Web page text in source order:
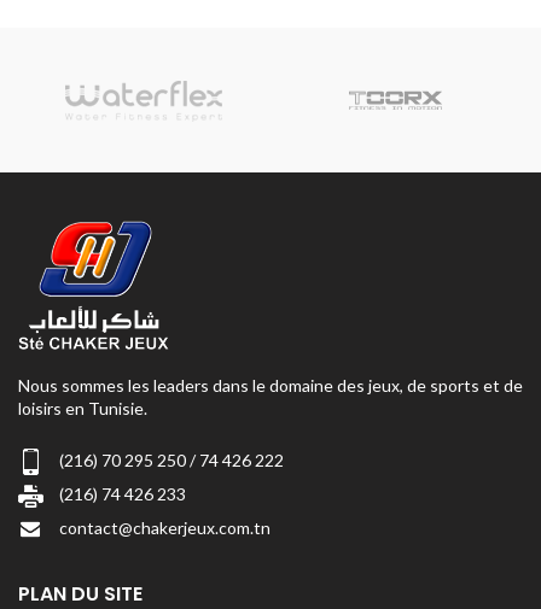
Nous sommes les leaders dans le domaine des jeux, de sports et de
loisirs en Tunisie.
(216) 70 295 250 / 74 426 222
(216) 74 426 233
contact@chakerjeux.com.tn
PLAN DU SITE